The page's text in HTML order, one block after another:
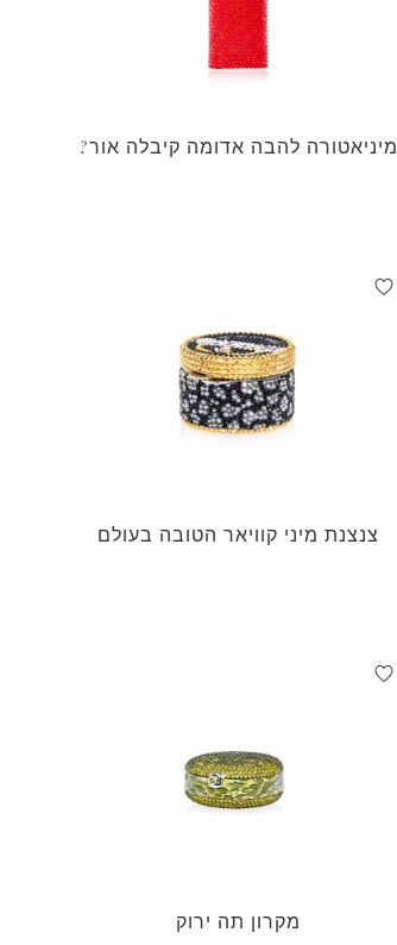
מיניאטורה להבה אדומה קיבלה אור?
צנצנת מיני קוויאר הטובה בעולם
מקרון תה ירוק